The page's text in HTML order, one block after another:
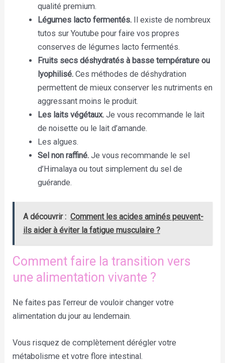
qualité premium.
Légumes lacto fermentés.Il existe de nombreux
tutos sur Youtube pour faire vos propres
conserves de légumes lacto fermentés.
Fruits secs déshydratés à basse température ou
lyophilisé.Ces méthodes de déshydration
permettent de mieux conserver les nutriments en
aggressant moins le produit.
Les laits végétaux.Je vous recommande le lait
de noisette ou le lait d’amande.
Les algues.
Sel non raffiné.Je vous recommande le sel
d’Himalaya ou tout simplement du sel de
guérande.
A découvrir : Comment les acides aminés peuvent-
ils aider à éviter la fatigue musculaire ?
Comment faire la transition vers
une alimentation vivante ?
Ne faites pas l’erreur de vouloir changer votre
alimentation du jour au lendemain.
Vous risquez de complètement dérégler votre
métabolisme et votre flore intestinal.